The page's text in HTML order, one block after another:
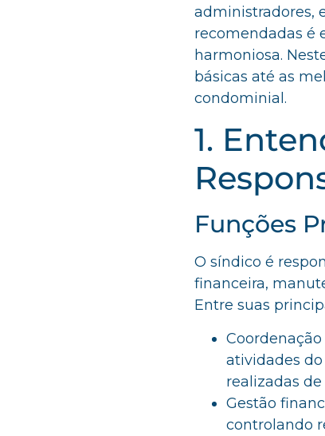
administradores,
recomendadas é
harmoniosa.
básicas até as
condominial.
1.
Funções
O síndico é
financeira,
Entre suas
atividades
realizadas
Gestão
controlando